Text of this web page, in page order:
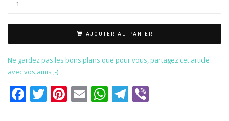
AJOUTER AU PANIER
Ne gardez pas les bons plans que pour vous, partagez cet article
avec vos amis ;-)
Facebook
Twitter
Pinterest
EmailWhatsApp
Telegram